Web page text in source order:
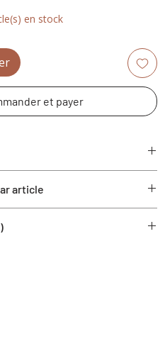
en stock
et payer
article